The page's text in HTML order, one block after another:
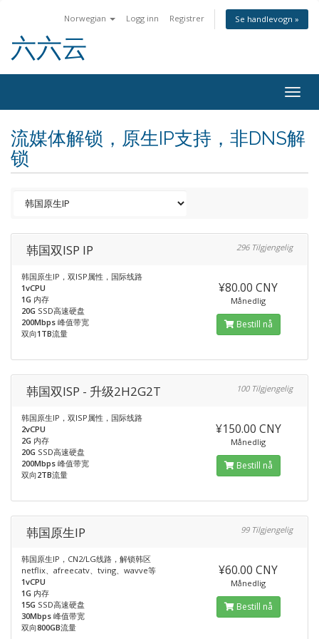
Norwegian Logg inn Registrer Se handlevogn »
六六云
流媒体解锁，原生IP支持，非DNS解
锁
韩国双ISP IP 296 Tilgjengelig
韩国原生IP，双ISP属性，国际线路
1vCPU
1G 内存
20G SSD高速硬盘
200Mbps 峰值带宽
双向1TB流量
¥80.00 CNY
Månedlig
Bestill nå
韩国双ISP - 升级2H2G2T 100 Tilgjengelig
韩国原生IP，双ISP属性，国际线路
2vCPU
2G 内存
20G SSD高速硬盘
200Mbps 峰值带宽
双向2TB流量
¥150.00 CNY
Månedlig
Bestill nå
韩国原生IP 99 Tilgjengelig
韩国原生IP，CN2/LG线路，解锁韩区
netflix、afreecatv、tving、wavve等
1vCPU
1G 内存
15G SSD高速硬盘
30Mbps 峰值带宽
双向800GB流量
¥60.00 CNY
Månedlig
Bestill nå